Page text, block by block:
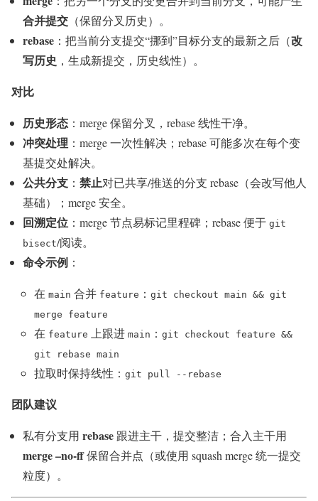
合并提交 （保留分叉历史）。
rebase ：把当前分支提交“挪到”目标分支的最新之后（改
写历史 ，生成新提交，历史线性）。
对比
历史形态 ：merge 保留分叉，rebase 线性干净。
冲突处理 ：merge 一次性解决；rebase 可能多次在每个变
基提交处解决。
公共分支 ： 禁止对已共享/推送的分支 rebase（会改写他人
基础）；merge 安全。
回溯定位 ：merge 节点易标记里程碑；rebase 便于 git
bisect/阅读。
命令示例 ：
在 main 合并 feature ： git checkout main && git
merge feature
在 feature 上跟进 main ： git checkout feature &&
git rebase main
拉取时保持线性： git pull --rebase
团队建议
私有分支用 rebase 跟进主干，提交整洁；合入主干用
merge –no-ff保留合并点（或使用 squash merge 统一提交
粒度）。